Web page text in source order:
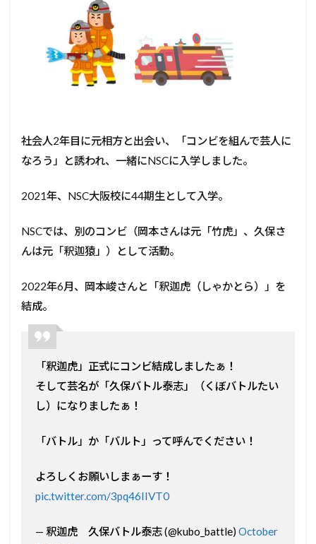
社会人2年目に元相方と出会い、「コンビを組んで芸人に
なろう」と誘われ、一緒にNSCに入学しました。
2021年、NSC大阪校に44期生として入学。
NSCでは、別のコンビ（岡本さんは元「竹虎」、久保さ
んは元「釈迦猿」）として活動。
2022年6月、岡本峻さんと「釈迦虎（しゃかとら）」を
結成。
「釈迦虎」正式にコンビ結成しましたぁ！
そして芸名が「久保バトル泰志」（くぼバトルたい
し）になりましたぁ！
「バトル」か「バルト」って呼んでください！
よろしくお願いしまぁーす！
pic.twitter.com/3pq46IIVT0
— 釈迦虎 久保バトル泰志 (@kubo_battle) October